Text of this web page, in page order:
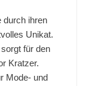
durch ihren
Unikat.
für den
Kratzer.
Mode- und